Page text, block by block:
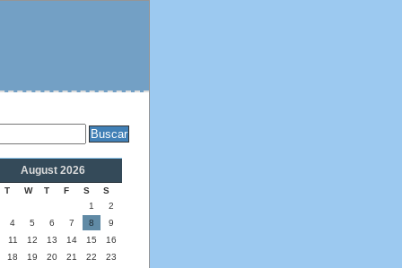
August 2026
T W T F S
S
1
2
4
5 6 7 8
9
11
12 13 14 15
16
18
19 20 21 22
23